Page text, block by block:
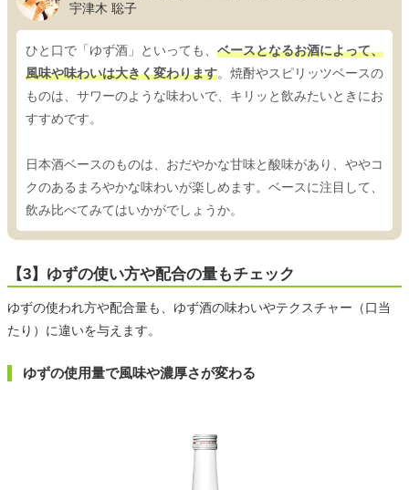
宇津木 聡子
ひと口で「ゆず酒」といっても、 ベースとなるお酒によって、
風味や味わいは大きく変わります。焼酎やスピリッツベースの
ものは、サワーのような味わいで、キリッと飲みたいときにお
すすめです。
日本酒ベースのものは、おだやかな甘味と酸味があり、ややコ
クのあるまろやかな味わいが楽しめます。ベースに注目して、
飲み比べてみてはいかがでしょうか。
【3】ゆずの使い方や配合の量もチェック
ゆずの使われ方や配合量も、ゆず酒の味わいやテクスチャー（口当
たり）に違いを与えます。
ゆずの使用量で風味や濃厚さが変わる